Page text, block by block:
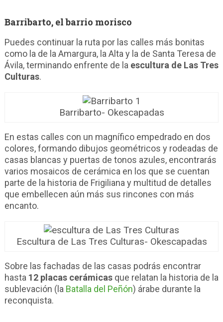
Barribarto, el barrio morisco
Puedes continuar la ruta por las calles más bonitas
como la de la Amargura, la Alta y la de Santa Teresa de
Ávila, terminando enfrente de la escultura de Las Tres
Culturas.
Barribarto- Okescapadas
En estas calles con un magnífico empedrado en dos
colores, formando dibujos geométricos y rodeadas de
casas blancas y puertas de tonos azules, encontrarás
varios mosaicos de cerámica en los que se cuentan
parte de la historia de Frigiliana y multitud de detalles
que embellecen aún más sus rincones con más
encanto.
Escultura de Las Tres Culturas- Okescapadas
Sobre las fachadas de las casas podrás encontrar
hasta 12 placas cerámicasque relatan la historia de la
sublevación (la Batalla del Peñón) árabe durante la
reconquista.